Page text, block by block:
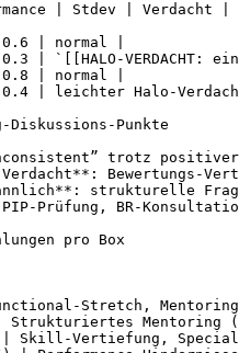
| Stdev | Verdacht |
| normal |
| `[[HALO-VERDACHT:
| normal |
| leichter Halo-
Punkte
trotz positiver
Bewertungs-
strukturelle
Prüfung, BR-
pro Box
Stretch,
Strukturiertes Mentoring
| Skill-Vertiefung,